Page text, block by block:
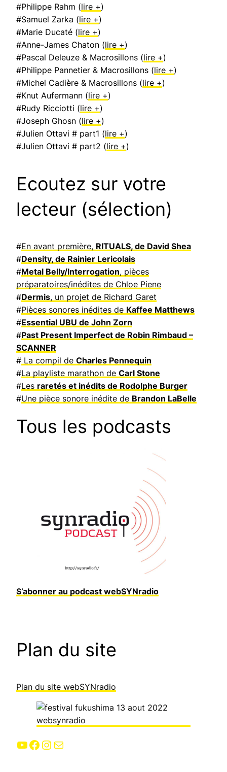
#Philippe Rahm (lire +)
#Samuel Zarka (lire +)
#Marie Ducaté (lire +)
#Anne-James Chaton (lire +)
#Pascal Deleuze & Macrosillons (lire +)
#Philippe Pannetier & Macrosillons (lire +)
#Michel Cadière & Macrosillons (lire +)
#Knut Aufermann (lire +)
#Rudy Ricciotti (lire +)
#Joseph Ghosn (lire +)
#Julien Ottavi # part1 (lire +)
#Julien Ottavi # part2 (lire +)
Ecoutez sur votre
lecteur (sélection)
#En avant première, RITUALS, de David Shea
#Density, de Rainier Lericolais
#Metal Belly/Interrogation, pièces
préparatoires/inédites de Chloe Piene
#Dermis, un projet de Richard Garet
#Pièces sonores inédites de Kaffee Matthews
#Essential UBU de John Zorn
#Past Present Imperfect de Robin Rimbaud –
SCANNER
# La compil de Charles Pennequin
#La playliste marathon de Carl Stone
#Les raretés et inédits de Rodolphe Burger
#Une pièce sonore inédite de Brandon LaBelle
Tous les podcasts
S’abonner au podcast webSYNradio
Plan du site
Plan du site webSYNradio
YouTube Facebook Instagram E-mail